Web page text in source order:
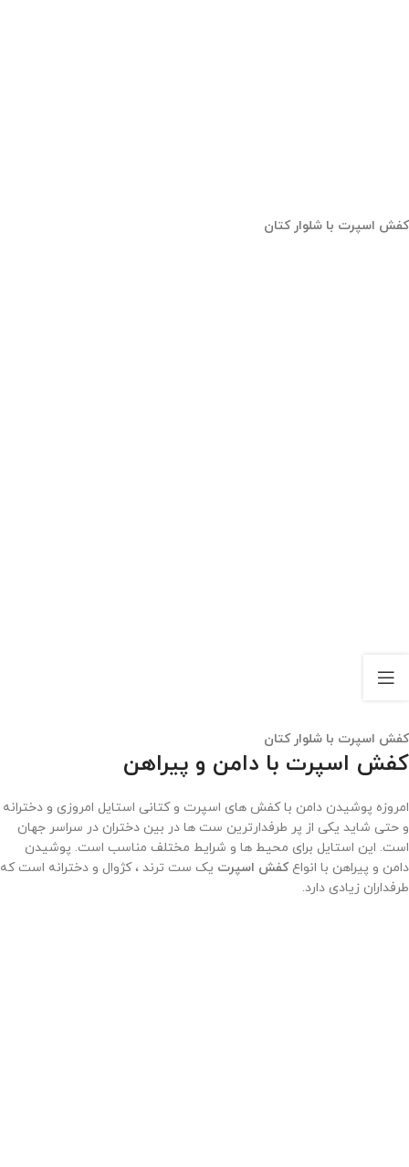
کفش اسپرت با شلوار کتان
کفش اسپرت با شلوار کتان
کفش اسپرت با دامن و پیراهن
امروزه پوشیدن دامن با کفش های اسپرت و کتانی استایل امروزی و دخترانه
و حتی شاید یکی از پر طرفدارترین ست ها در بین دختران در سراسر جهان
است. این استایل برای محیط ها و شرایط مختلف مناسب است. پوشیدن
دامن و پیراهن با انواعکفش اسپرت یک ست ترند ، کژوال و دخترانه است که
طرفداران زیادی دارد.